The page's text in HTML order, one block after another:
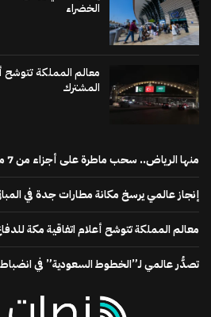
الخضراء
معالم المملكة تتوشح
المشترك
منها الرياض.. سحب ماطرة على أجزاء من 7 مناطق
إنجاز عالمي يرسخ مكانة مطارات جدة في
معالم المملكة تتوشح أعلام اتفاقية مكة
تصدُّر عالمي لـ”الخطوط السعودية” في